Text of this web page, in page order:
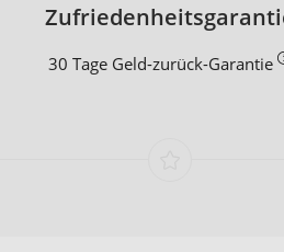
30 Tage Geld-zurück-Garantie